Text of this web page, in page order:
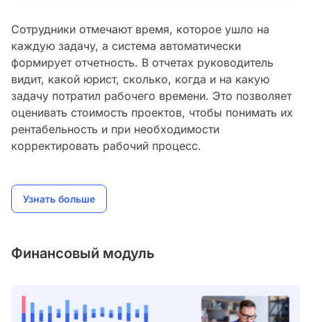
Сотрудники отмечают время, которое ушло на
каждую задачу, а система автоматически
формирует отчетность. В отчетах руководитель
видит, какой юрист, сколько, когда и на какую
задачу потратил рабочего времени. Это позволяет
оценивать стоимость проектов, чтобы понимать их
рентабельность и при необходимости
корректировать рабочий процесс.
Узнать больше
Финансовый модуль